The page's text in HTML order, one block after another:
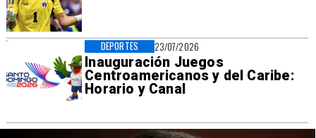
23/07/2026
Inauguración Juegos
Centroamericanos y del Caribe:
Horario y Canal
DEPORTES